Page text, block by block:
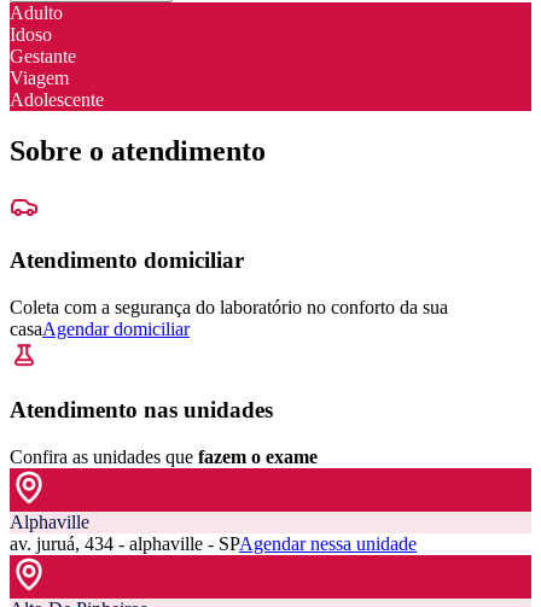
Adulto
Idoso
Gestante
Viagem
Adolescente
Sobre o atendimento
Atendimento domiciliar
Coleta com a segurança do laboratório no conforto da sua
casaAgendar domiciliar
Atendimento nas unidades
Confira as unidades que fazem o exame
Alphaville
av. juruá, 434 - alphaville - SPAgendar nessa unidade